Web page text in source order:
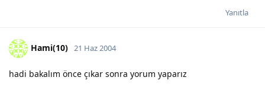
Yanıtla
Hami(10) 21 Haz 2004
hadi bakalım önce çıkar sonra yorum yaparız